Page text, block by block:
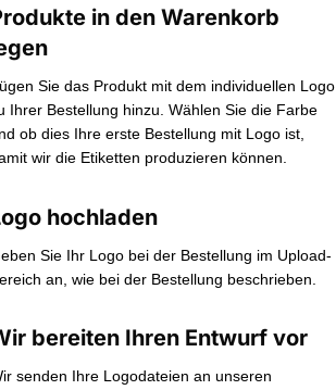
in den Warenkorb
Sie das Produkt mit dem individuellen Logo
Ihrer Bestellung hinzu. Wählen Sie die Farbe
ob dies Ihre erste Bestellung mit Logo ist,
wir die Etiketten produzieren können.
hochladen
Sie Ihr Logo bei der Bestellung im Upload-
an, wie bei der Bestellung beschrieben.
bereiten Ihren Entwurf vor
senden Ihre Logodateien an unseren